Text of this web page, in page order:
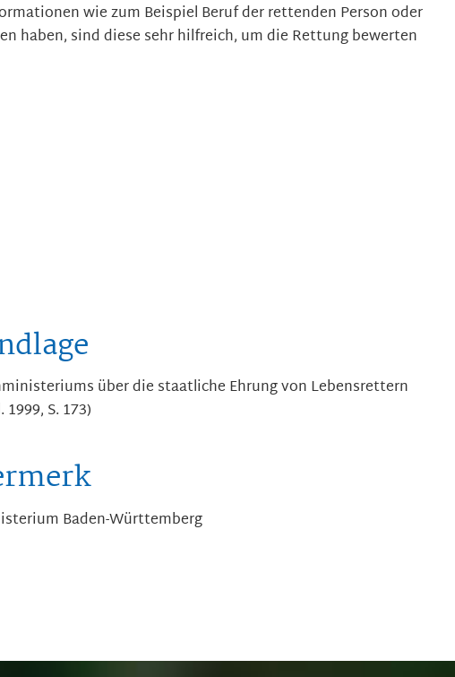
wie zum Beispiel Beruf der rettenden Person oder
haben, sind diese sehr hilfreich, um die Rettung bewerten
über die staatliche Ehrung von Lebensrettern
S. 173)
Baden-Württemberg